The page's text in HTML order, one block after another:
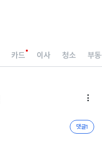
카드 이사 청소 부

댓글1